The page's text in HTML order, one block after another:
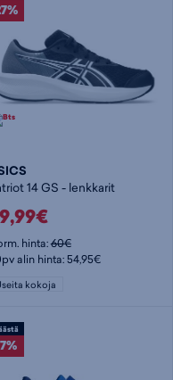
14 GS - lenkkarit
hinta:60€
alin hinta: 54,95€
kokoja